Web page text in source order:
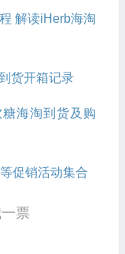
解读iHerb海淘
货开箱记录
海淘到货及购
促销活动集合
票